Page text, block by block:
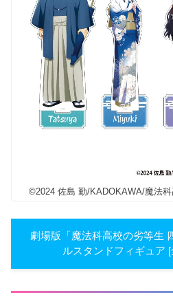
©2024 佐島 勤/KADOKAWA/魔法
劇場版「魔法科高校の劣等生
ルスタンドフィギュア